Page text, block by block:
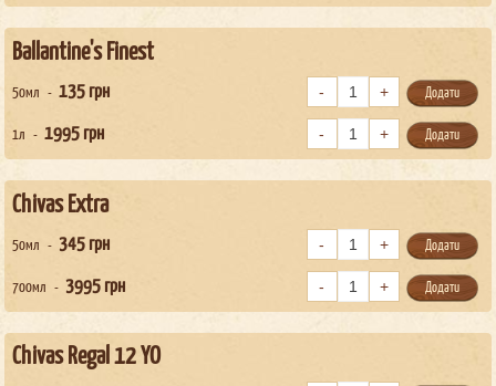
Ballantine's Finest
50мл 135 грн Додати
1л 1995 грн Додати
Chivas Extra
50мл 345 грн Додати
700мл 3995 грн Додати
Chivas Regal 12 YO